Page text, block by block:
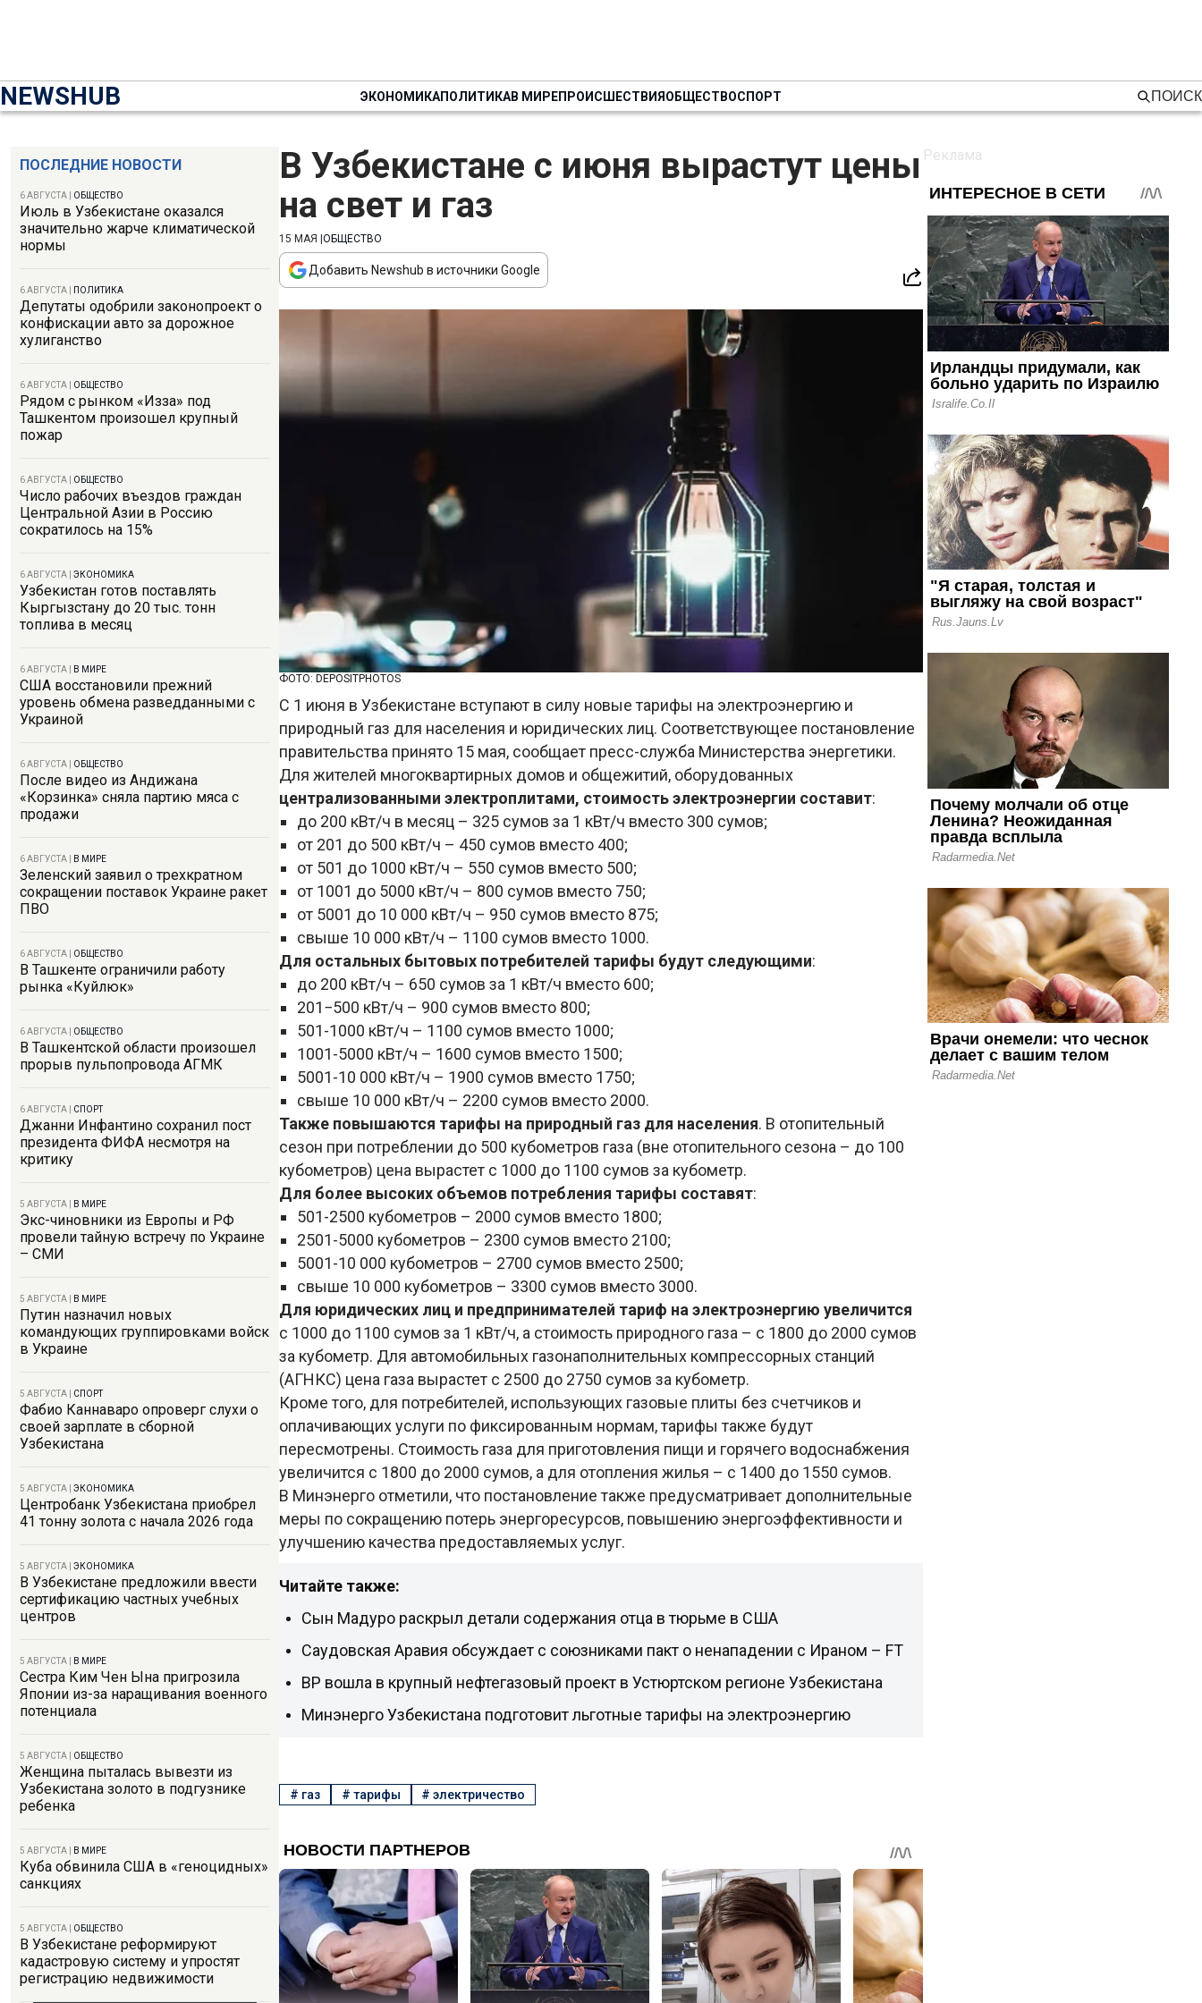
NEWSHUB ЭКОНОМИКАПОЛИТИКАВ МИРЕПРОИСШЕСТВИЯОБЩЕСТВОСПОРТ ПОИСК
ПОСЛЕДНИЕ НОВОСТИ
6 АВГУСТА ОБЩЕСТВО
Июль в Узбекистане оказался
значительно жарче климатической
нормы
6 АВГУСТА ПОЛИТИКА
Депутаты одобрили законопроект о
конфискации авто за дорожное
хулиганство
6 АВГУСТА ОБЩЕСТВО
Рядом с рынком «Изза» под
Ташкентом произошел крупный
пожар
6 АВГУСТА ОБЩЕСТВО
Число рабочих въездов граждан
Центральной Азии в Россию
сократилось на 15%
6 АВГУСТА ЭКОНОМИКА
Узбекистан готов поставлять
Кыргызстану до 20 тыс. тонн
топлива в месяц
6 АВГУСТА В МИРЕ
США восстановили прежний
уровень обмена разведданными с
Украиной
6 АВГУСТА ОБЩЕСТВО
После видео из Андижана
«Корзинка» сняла партию мяса с
продажи
6 АВГУСТА В МИРЕ
Зеленский заявил о трехкратном
сокращении поставок Украине ракет
ПВО
6 АВГУСТА ОБЩЕСТВО
В Ташкенте ограничили работу
рынка «Куйлюк»
6 АВГУСТА ОБЩЕСТВО
В Ташкентской области произошел
прорыв пульпопровода АГМК
6 АВГУСТА СПОРТ
Джанни Инфантино сохранил пост
президента ФИФА несмотря на
критику
5 АВГУСТА В МИРЕ
Экс-чиновники из Европы и РФ
провели тайную встречу по Украине
– СМИ
5 АВГУСТА В МИРЕ
Путин назначил новых
командующих группировками войск
в Украине
5 АВГУСТА СПОРТ
Фабио Каннаваро опроверг слухи о
своей зарплате в сборной
Узбекистана
5 АВГУСТА ЭКОНОМИКА
Центробанк Узбекистана приобрел
41 тонну золота с начала 2026 года
5 АВГУСТА ЭКОНОМИКА
В Узбекистане предложили ввести
сертификацию частных учебных
центров
5 АВГУСТА В МИРЕ
Сестра Ким Чен Ына пригрозила
Японии из-за наращивания военного
потенциала
5 АВГУСТА ОБЩЕСТВО
Женщина пыталась вывезти из
Узбекистана золото в подгузнике
ребенка
5 АВГУСТА В МИРЕ
Куба обвинила США в «геноцидных»
санкциях
5 АВГУСТА ОБЩЕСТВО
В Узбекистане реформируют
кадастровую систему и упростят
регистрацию недвижимости
В Узбекистане с июня вырастут цены
на свет и газ
15 МАЯ ОБЩЕСТВО
Добавить Newshub в источники Google
ФОТО: DEPOSITPHOTOS
С 1 июня в Узбекистане вступают в силу новые тарифы на электроэнергию и
природный газ для населения и юридических лиц. Соответствующее постановление
правительства принято 15 мая, сообщает пресс-служба Министерства энергетики.
Для жителей многоквартирных домов и общежитий, оборудованных
централизованными электроплитами, стоимость электроэнергии составит:
до 200 кВт/ч в месяц – 325 сумов за 1 кВт/ч вместо 300 сумов;
от 201 до 500 кВт/ч – 450 сумов вместо 400;
от 501 до 1000 кВт/ч – 550 сумов вместо 500;
от 1001 до 5000 кВт/ч – 800 сумов вместо 750;
от 5001 до 10 000 кВт/ч – 950 сумов вместо 875;
свыше 10 000 кВт/ч – 1100 сумов вместо 1000.
Для остальных бытовых потребителей тарифы будут следующими:
до 200 кВт/ч – 650 сумов за 1 кВт/ч вместо 600;
201−500 кВт/ч – 900 сумов вместо 800;
501-1000 кВт/ч – 1100 сумов вместо 1000;
1001-5000 кВт/ч – 1600 сумов вместо 1500;
5001-10 000 кВт/ч – 1900 сумов вместо 1750;
свыше 10 000 кВт/ч – 2200 сумов вместо 2000.
Также повышаются тарифы на природный газ для населения. В отопительный
сезон при потреблении до 500 кубометров газа (вне отопительного сезона – до 100
кубометров) цена вырастет с 1000 до 1100 сумов за кубометр.
Для более высоких объемов потребления тарифы составят:
501-2500 кубометров – 2000 сумов вместо 1800;
2501-5000 кубометров – 2300 сумов вместо 2100;
5001-10 000 кубометров – 2700 сумов вместо 2500;
свыше 10 000 кубометров – 3300 сумов вместо 3000.
Для юридических лиц и предпринимателей тариф на электроэнергию увеличится
с 1000 до 1100 сумов за 1 кВт/ч, а стоимость природного газа – с 1800 до 2000 сумов
за кубометр. Для автомобильных газонаполнительных компрессорных станций
(АГНКС) цена газа вырастет с 2500 до 2750 сумов за кубометр.
Кроме того, для потребителей, использующих газовые плиты без счетчиков и
оплачивающих услуги по фиксированным нормам, тарифы также будут
пересмотрены. Стоимость газа для приготовления пищи и горячего водоснабжения
увеличится с 1800 до 2000 сумов, а для отопления жилья – с 1400 до 1550 сумов.
В Минэнерго отметили, что постановление также предусматривает дополнительные
меры по сокращению потерь энергоресурсов, повышению энергоэффективности и
улучшению качества предоставляемых услуг.
Читайте также:
Сын Мадуро раскрыл детали содержания отца в тюрьме в США
Саудовская Аравия обсуждает с союзниками пакт о ненападении с Ираном – FT
BP вошла в крупный нефтегазовый проект в Устюртском регионе Узбекистана
Минэнерго Узбекистана подготовит льготные тарифы на электроэнергию
# газ # тарифы #электричество